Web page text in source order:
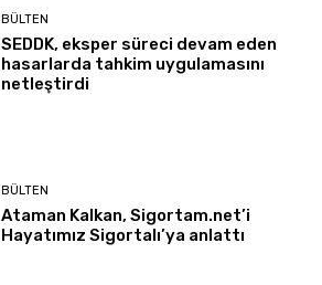
BÜLTEN
SEDDK, eksper süreci devam eden
hasarlarda tahkim uygulamasını
netleştirdi
BÜLTEN
Ataman Kalkan, Sigortam.net’i
Hayatımız Sigortalı’ya anlattı